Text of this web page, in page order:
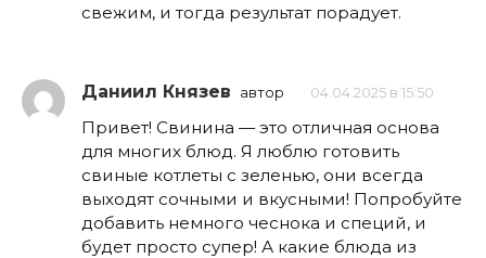
свежим, и тогда результат порадует.
Даниил Князев автор 04.04.2025 в 15:50
Привет! Свинина — это отличная основа
для многих блюд. Я люблю готовить
свиные котлеты с зеленью, они всегда
выходят сочными и вкусными! Попробуйте
добавить немного чеснока и специй, и
будет просто супер! А какие блюда из